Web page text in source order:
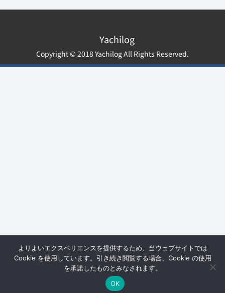
Yachilog
Copyright © 2018 Yachilog All Rights Reserved.
検索
よりよいエクスペリエンスを提供するため、当ウェブサイトでは
Cookie を使用しています。引き続き閲覧する場合、Cookie の使用
を承諾したものとみなされます。
OK